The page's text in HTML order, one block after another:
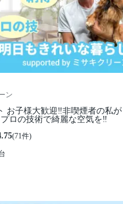
ン
お子様大歓迎‼️非喫煙者の私が
ロの技術で綺麗な空気を‼️
(71件)